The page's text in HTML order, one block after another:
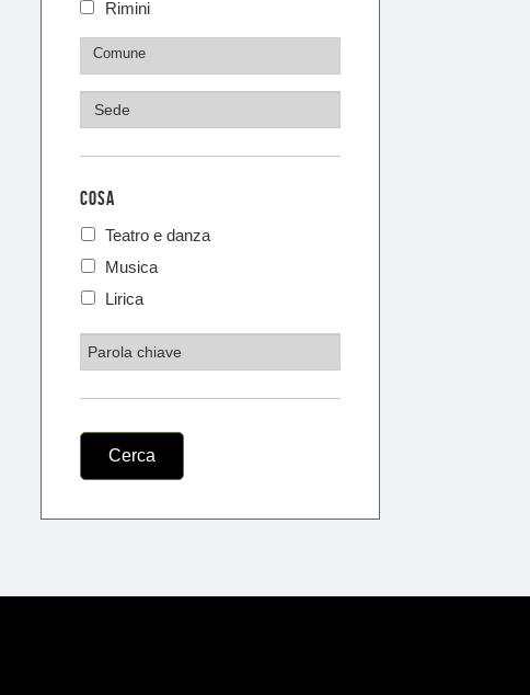
Rimini
COSA
Teatro e danza
Musica
Lirica
Cerca